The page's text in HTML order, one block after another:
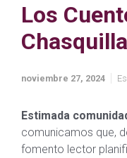
Los
Chasquilla
noviembre 27, 2024
Estimada
comunicamos que,
fomento lector